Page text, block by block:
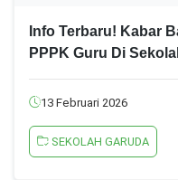
Info Terbaru! Kabar
PPPK Guru Di
13 Februari 2026
SEKOLAH GARUDA